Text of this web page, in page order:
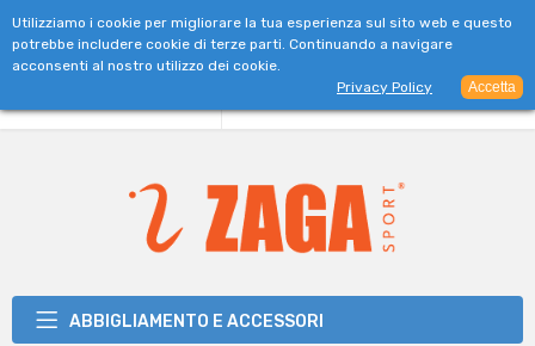
ABBIGLIAMENTO E ACCESSORI
Utilizziamo i cookie per migliorare la tua esperienza sul sito web e questo
potrebbe includere cookie di terze parti. Continuando a navigare
acconsenti al nostro utilizzo dei cookie.
Privacy Policy
Accetta